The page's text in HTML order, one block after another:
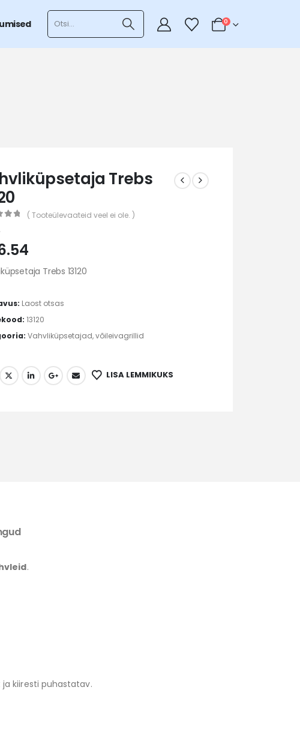
0
Trebs
( Tooteülevaateid veel ei ole. )
Trebs 13120
Laost otsas
13120
Vahvliküpsetajad, võileivagrillid
LISA LEMMIKUKS
.
kiiresti puhastatav.